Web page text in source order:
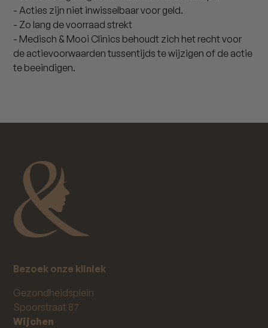
- Acties zijn niet inwisselbaar voor geld.
- Zo lang de voorraad strekt
- Medisch & Mooi Clinics behoudt zich het recht voor
de actievoorwaarden tussentijds te wijzigen of de actie
te beeindigen.
Bezoek onze kliniek
Gezondheidsplein
Spoorstraat 87
Wijchen